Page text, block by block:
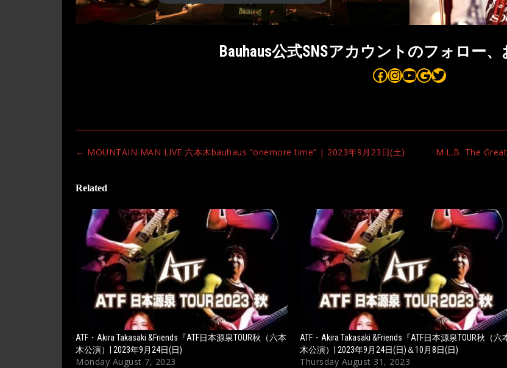
Bauhaus公式SNSアカウントのフォロー
Bauhaus on Facebook
Bauhaus on Instagram
Bauhaus on YouTube
Bauhaus on Google MapsBauhaus on Twitter
Post
M.L.B. The
← MOUNTAIN MAN LIVE 六本木bauhaus “onemore time” | 2023年9月23日(土)
Related
ATF・Akira Takasaki &Friends『ATF日本源泉TOUR秋（六本
木公演）| 2023年9月24日(日)
Monday August 7, 2023
ATF・Akira Takasaki &Friends『ATF日本源泉TOUR秋（六
木公演）| 2023年9月24日(日)＆10月8日(日)
Thursday August 31, 2023